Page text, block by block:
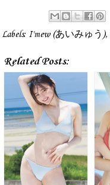
Labels: I'mew (あいみゅう),
Related Posts: